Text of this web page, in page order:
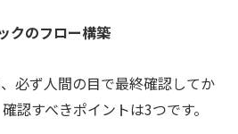
クのフロー構築
必ず人間の目で最終確認してか
認すべきポイントは3つです。